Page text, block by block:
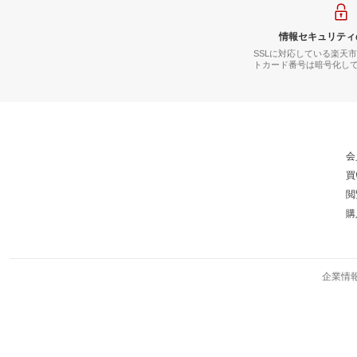
情報セキュリテ
SSLに対応している楽天
トカード番号は暗号化し
企業情